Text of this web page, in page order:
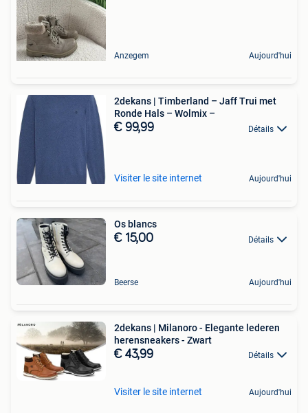
Anzegem Aujourd'hui
2dekans | Timberland – Jaff Trui met
Ronde Hals – Wolmix –
€ 99,99 Détails
Visiter le site internet Aujourd'hui
Os blancs
€ 15,00 Détails
Beerse Aujourd'hui
2dekans | Milanoro - Elegante lederen
herensneakers - Zwart
€ 43,99 Détails
Visiter le site internet Aujourd'hui